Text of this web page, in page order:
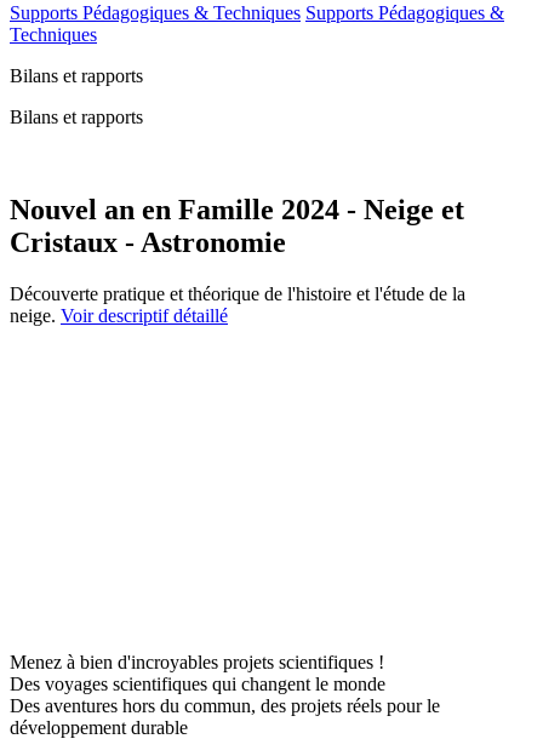
Supports Pédagogiques & Techniques Supports Pédagogiques &
Techniques
Bilans et rapports
Bilans et rapports
Nouvel an en Famille 2024 - Neige et
Cristaux - Astronomie
Découverte pratique et théorique de l'histoire et l'étude de la
neige. Voir descriptif détaillé
Menez à bien d'incroyables projets scientifiques !
Des voyages scientifiques qui changent le monde
Des aventures hors du commun, des projets réels pour le
développement durable